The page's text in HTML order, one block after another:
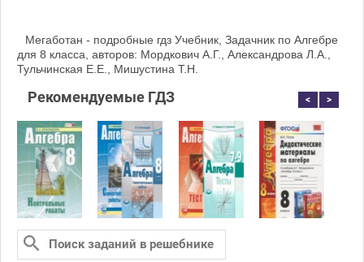
Мегаботан - подробные гдз Учебник, Задачник по Алгебре
для 8 класса, авторов: Мордкович А.Г., Александрова Л.А.,
Тульчинская Е.Е., Мишустина Т.Н.
Рекомендуемые ГДЗ < >